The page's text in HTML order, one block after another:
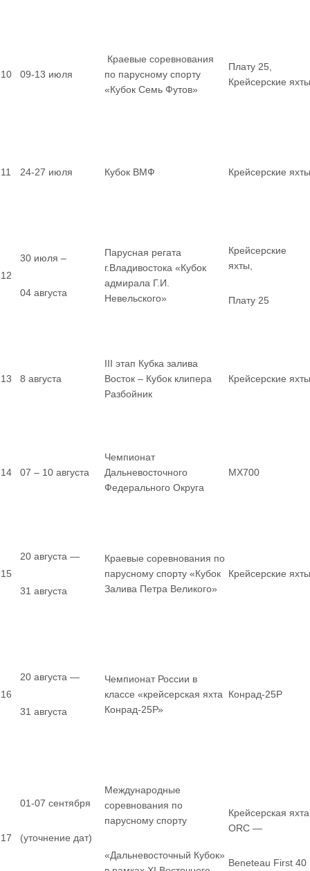
10 09-13 июля
Краевые соревнования
по парусному спорту
«Кубок Семь Футов»
Плату 25,
Крейсерские яхты
11 24-27 июля Кубок ВМФ Крейсерские яхты
12
30 июля –
04 августа
Парусная регата
г.Владивостока «Кубок
адмирала Г.И.
Невельского»
Крейсерские
яхты,
Плату 25
13 8 августа
III этап Кубка залива
Восток – Кубок клипера
Разбойник
Крейсерские яхты
14 07 – 10 августа
Чемпионат
Дальневосточного
Федерального Округа
MX700
15
20 августа —
31 августа
Краевые соревнования по
парусному спорту «Кубок
Залива Петра Великого»
Крейсерские яхты
16
20 августа —
31 августа
Чемпионат России в
классе «крейсерская яхта
Конрад-25Р»
Конрад-25Р
17
01-07 сентября
(уточнение дат)
Международные
соревнования по
парусному спорту
«Дальневосточный Кубок»
Крейсерская яхта
ORC —
Beneteau First 40